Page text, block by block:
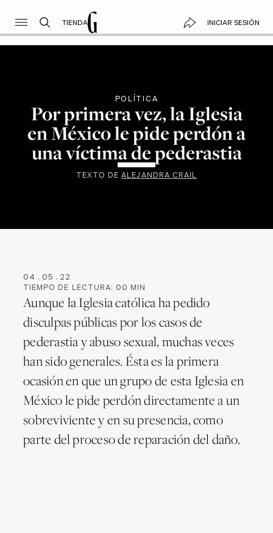
TIENDA INICIAR SESIÓN
POLÍTICA
Por primera vez, la Iglesia
en México le pide perdón a
una víctima de pederastia
TEXTO DEALEJANDRA CRAIL
04 . 05 . 22
TIEMPO DE LECTURA: 00 MIN
Aunque la Iglesia católica ha pedido
disculpas públicas por los casos de
pederastia y abuso sexual, muchas veces
han sido generales. Ésta es la primera
ocasión en que un grupo de esta Iglesia en
México le pide perdón directamente a un
sobreviviente y en su presencia, como
parte del proceso de reparación del daño.